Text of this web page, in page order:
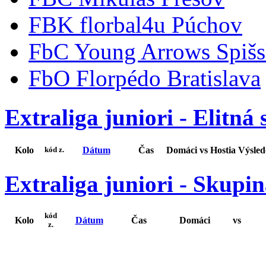
FBK florbal4u Púchov
FbC Young Arrows
FbO Florpédo Bratislava
Extraliga juniori - Elitná
Kolo kód z. Dátum Čas Domáci vs Hostia
Extraliga juniori -
Kolo
kód
z.
Dátum Čas Domáci vs